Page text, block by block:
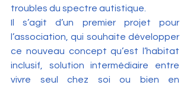
troubles du spectre autistique.
Il s’agit d’un premier projet pour
l’association, qui souhaite développer
ce nouveau concept qu’est l’habitat
inclusif, solution intermédiaire entre
vivre seul chez soi ou bien en